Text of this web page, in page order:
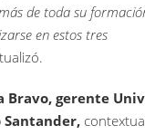
de toda su
en estos tres
Bravo, gerente
Santander,